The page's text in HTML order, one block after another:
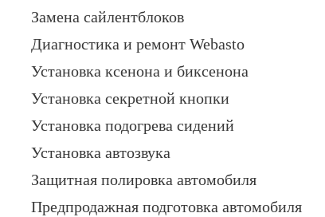
Замена сайлентблоков
Диагностика и ремонт Webasto
Установка ксенона и биксенона
Установка секретной кнопки
Установка подогрева сидений
Установка автозвука
Защитная полировка автомобиля
Предпродажная подготовка автомобиля